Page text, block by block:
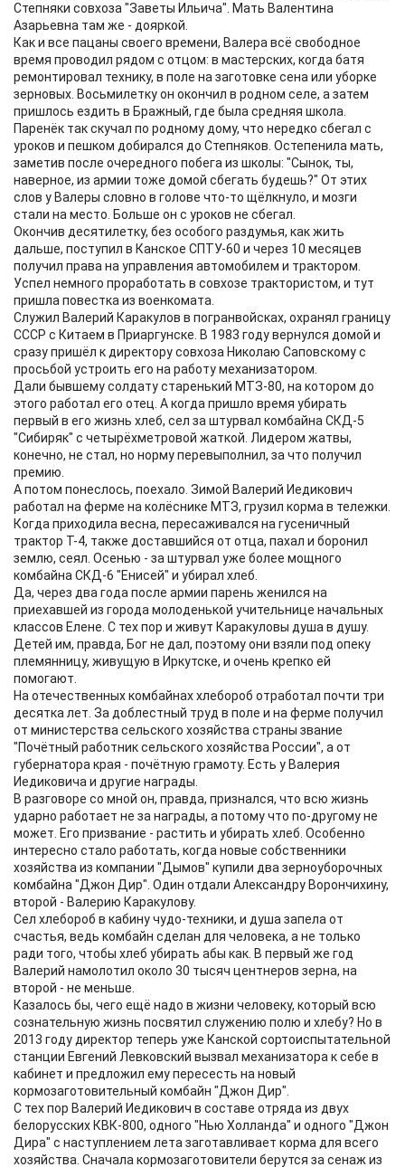
Степняки совхоза "Заветы Ильича". Мать Валентина
Азарьевна там же - дояркой.
Как и все пацаны своего времени, Валера всё свободное
время проводил рядом с отцом: в мастерских, когда батя
ремонтировал технику, в поле на заготовке сена или уборке
зерновых. Восьмилетку он окончил в родном селе, а затем
пришлось ездить в Бражный, где была средняя школа.
Паренёк так скучал по родному дому, что нередко сбегал с
уроков и пешком добирался до Степняков. Остепенила мать,
заметив после очередного побега из школы: "Сынок, ты,
наверное, из армии тоже домой сбегать будешь?" От этих
слов у Валеры словно в голове что-то щёлкнуло, и мозги
стали на место. Больше он с уроков не сбегал.
Окончив десятилетку, без особого раздумья, как жить
дальше, поступил в Канское СПТУ-60 и через 10 месяцев
получил права на управления автомобилем и трактором.
Успел немного проработать в совхозе трактористом, и тут
пришла повестка из военкомата.
Служил Валерий Каракулов в погранвойсках, охранял границу
СССР с Китаем в Приаргунске. В 1983 году вернулся домой и
сразу пришёл к директору совхоза Николаю Саповскому с
просьбой устроить его на работу механизатором.
Дали бывшему солдату старенький МТЗ-80, на котором до
этого работал его отец. А когда пришло время убирать
первый в его жизнь хлеб, сел за штурвал комбайна СКД-5
"Сибиряк" с четырёхметровой жаткой. Лидером жатвы,
конечно, не стал, но норму перевыполнил, за что получил
премию.
А потом понеслось, поехало. Зимой Валерий Иедикович
работал на ферме на колёснике МТЗ, грузил корма в тележки.
Когда приходила весна, пересаживался на гусеничный
трактор Т-4, также доставшийся от отца, пахал и боронил
землю, сеял. Осенью - за штурвал уже более мощного
комбайна СКД-6 "Енисей" и убирал хлеб.
Да, через два года после армии парень женился на
приехавшей из города молоденькой учительнице начальных
классов Елене. С тех пор и живут Каракуловы душа в душу.
Детей им, правда, Бог не дал, поэтому они взяли под опеку
племянницу, живущую в Иркутске, и очень крепко ей
помогают.
На отечественных комбайнах хлебороб отработал почти три
десятка лет. За доблестный труд в поле и на ферме получил
от министерства сельского хозяйства страны звание
"Почётный работник сельского хозяйства России", а от
губернатора края - почётную грамоту. Есть у Валерия
Иедиковича и другие награды.
В разговоре со мной он, правда, признался, что всю жизнь
ударно работает не за награды, а потому что по-другому не
может. Его призвание - растить и убирать хлеб. Особенно
интересно стало работать, когда новые собственники
хозяйства из компании "Дымов" купили два зерноуборочных
комбайна "Джон Дир". Один отдали Александру Ворончихину,
второй - Валерию Каракулову.
Сел хлебороб в кабину чудо-техники, и душа запела от
счастья, ведь комбайн сделан для человека, а не только
ради того, чтобы хлеб убирать абы как. В первый же год
Валерий намолотил около 30 тысяч центнеров зерна, на
второй - не меньше.
Казалось бы, чего ещё надо в жизни человеку, который всю
сознательную жизнь посвятил служению полю и хлебу? Но в
2013 году директор теперь уже Канской сортоиспытательной
станции Евгений Левковский вызвал механизатора к себе в
кабинет и предложил ему пересесть на новый
кормозаготовительный комбайн "Джон Дир".
С тех пор Валерий Иедикович в составе отряда из двух
белорусских КВК-800, одного "Нью Холланда" и одного "Джон
Дира" с наступлением лета заготавливает корма для всего
хозяйства. Сначала кормозаготовители берутся за сенаж из